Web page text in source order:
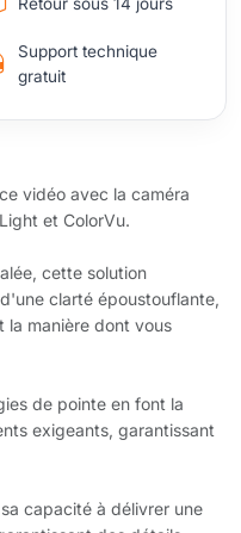
Support technique
gratuit
vidéo avec la caméra
et ColorVu.
cette solution
clarté époustouflante,
la manière dont vous
de pointe en font la
exigeants, garantissant
capacité à délivrer une